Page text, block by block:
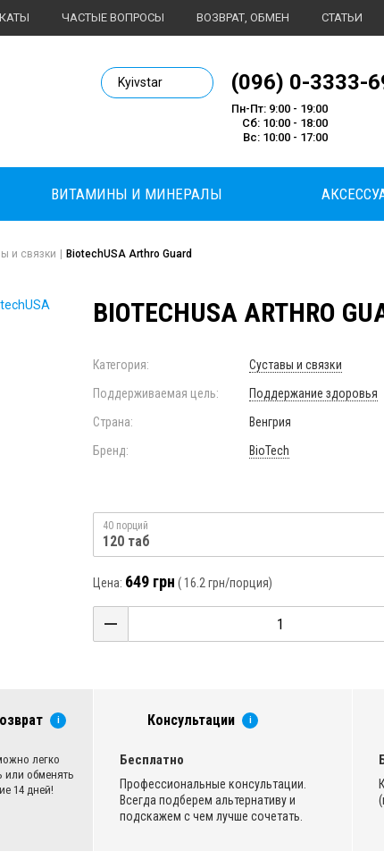
ЧАСТЫЕ ВОПРОСЫ ВОЗВРАТ, ОБМЕН СТАТЬИ
Body Market №1 магазин спортивного питания
Kyivstar (096) 0-3333-
Пн-Пт: 9:00 - 19:00
Сб: 10:00 - 18:00
Вс: 10:00 - 17:00
ВИТАМИНЫ И МИНЕРАЛЫ
и связки BiotechUSA Arthro Guard
BIOTECHUSA ARTHRO
Категория:
Суставы и связки
Поддерживаемая цель:
Поддержание здоровья
Страна:
Венгрия
Бренд:
BioTech
40 порций
120 таб
Цена: 649 грн ( 16.2 грн/порция)
i
легко
или обменять
14 дней!
Консультации i
Бесплатно
Профессиональные консультации.
Всегда подберем альтернативу и
подскажем с чем лучше сочетать.